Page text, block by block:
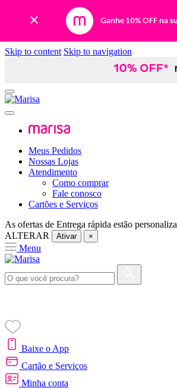
Ganhe 10% OFF na
Skip to content Skip to navigation
Meus Pedidos
Nossas Lojas
Atendimento
Como comprar
Fale conosco
Cartões e Serviços
As ofertas de Entrega rápida estão
ALTERAR
Ativar ×
Menu
Baixe o App
Cartão e Serviços
Minha conta